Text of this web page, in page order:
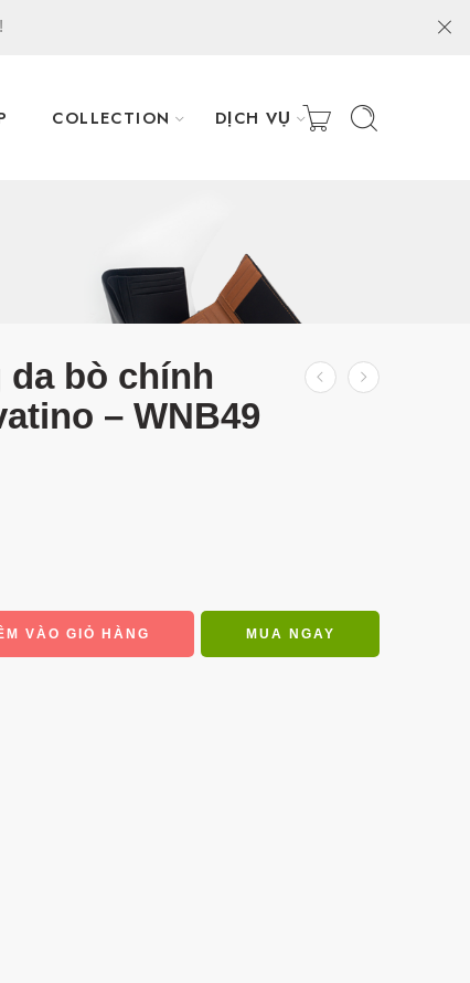
COLLECTION DỊCH VỤ
da bò chính
– WNB49
VÀO GIỎ HÀNG MUA NGAY